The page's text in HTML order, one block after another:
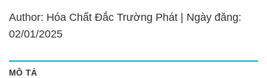
Author: Hóa Chất Đắc Trường Phát | Ngày đăng:
02/01/2025
MÔ TẢ